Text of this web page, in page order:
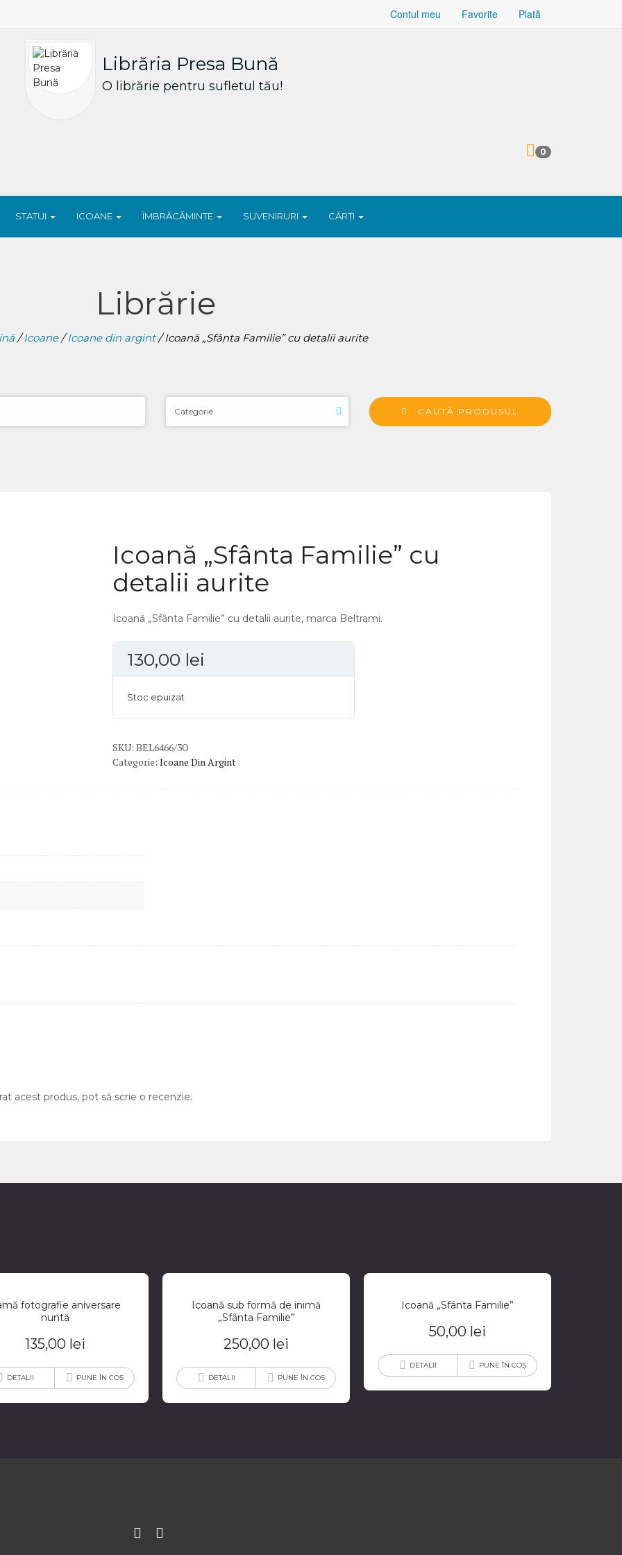
Contul meu Favorite Plată
Librăria Presa Bună
O librărie pentru sufletul tău!
0
STATUI ICOANE ÎMBRĂCĂMINTE SUVENIRURI CĂRȚI
Librărie
/Icoane/Icoane din argint/ Icoană „Sfânta Familie” cu detalii aurite
CAUTĂ PRODUSUL
Icoană „Sfânta Familie” cu
detalii aurite
Icoană „Sfânta Familie” cu detalii aurite, marca Beltrami.
130,00 lei
Stoc epuizat
SKU: BEL6466/3O
Categorie: Icoane Din Argint
acest produs, pot să scrie o recenzie.
fotografie aniversare
nuntă
135,00 lei
DETALII PUNE ÎN COȘ
Icoană sub formă de inimă
„Sfânta Familie”
250,00 lei
DETALII PUNE ÎN COȘ
Icoană „Sfânta Familie”
50,00 lei
DETALII PUNE ÎN COȘ